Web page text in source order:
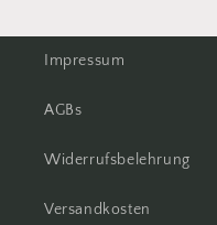
Impressum
AGBs
Widerrufsbelehrung
Versandkosten